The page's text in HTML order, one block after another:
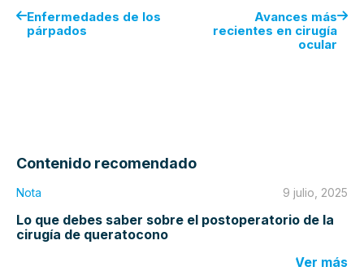
Enfermedades de los
párpados
Avances más
recientes en cirugía
ocular
Contenido recomendado
Nota 9 julio, 2025
Lo que debes saber sobre el postoperatorio de la
cirugía de queratocono
Ver más